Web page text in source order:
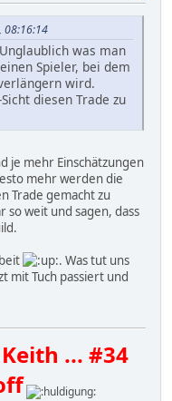
08:16:14
was man
Spieler, bei dem
wird.
diesen Trade zu
je mehr Einschätzungen
mehr werden die
Trade gemacht zu
so weit und sagen, dass
. Was tut uns
mit Tuch passiert und
... #34